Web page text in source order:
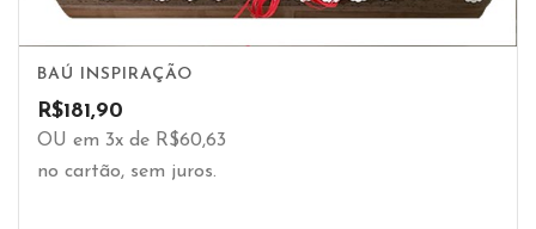
BAÚ INSPIRAÇÃO
R$181,90
OU em 3x de R$60,63
no cartão, sem juros.